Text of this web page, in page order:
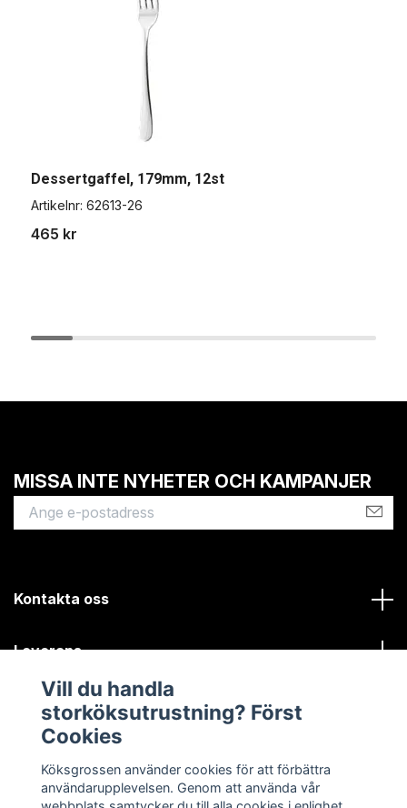
Dessertgaffel, 179mm, 12st
Artikelnr: 62613-26
465 kr
MISSA INTE NYHETER OCH KAMPANJER
Kontakta oss
Leverans
Kundinformation
Vill du handla
storköksutrustning? Först
Cookies
Köksgrossen använder cookies för att förbättra
användarupplevelsen. Genom att använda vår